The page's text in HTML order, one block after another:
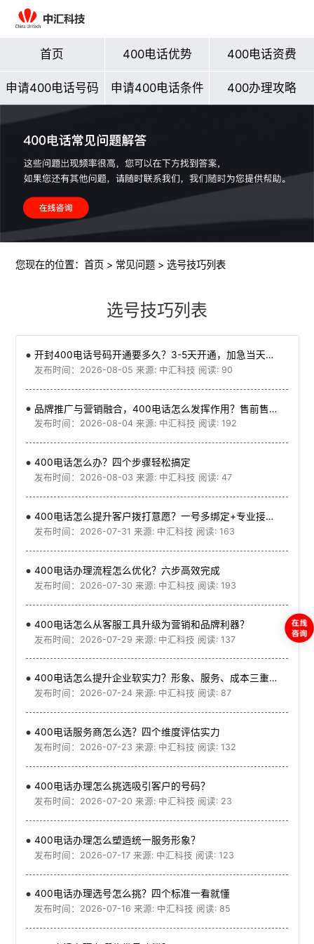
首页 400电话优势 400电话资费
申请400电话号码 申请400电话条件 400办理攻略
您现在的位置： 首页> 常见问题> 选号技巧列表
选号技巧列表
开封400电话号码开通要多久？3-5天开通，加急当天可用
发布时间：2026-08-05 来源: 中汇科技 阅读: 90
品牌推广与营销融合，400电话怎么发挥作用？售前售后+品牌展示
发布时间：2026-08-04 来源: 中汇科技 阅读: 192
400电话怎么办？四个步骤轻松搞定
发布时间：2026-08-03 来源: 中汇科技 阅读: 47
400电话怎么提升客户拨打意愿？一号多绑定+专业接待是关键
发布时间：2026-07-31 来源: 中汇科技 阅读: 163
400电话办理流程怎么优化？六步高效完成
发布时间：2026-07-30 来源: 中汇科技 阅读: 193
400电话怎么从客服工具升级为营销和品牌利器？
发布时间：2026-07-29 来源: 中汇科技 阅读: 137
400电话怎么提升企业软实力？形象、服务、成本三重优势
发布时间：2026-07-24 来源: 中汇科技 阅读: 87
400电话服务商怎么选？四个维度评估实力
发布时间：2026-07-23 来源: 中汇科技 阅读: 132
400电话办理怎么挑选吸引客户的号码？
发布时间：2026-07-20 来源: 中汇科技 阅读: 23
400电话办理怎么塑造统一服务形象？
发布时间：2026-07-17 来源: 中汇科技 阅读: 123
400电话办理选号怎么挑？四个标准一看就懂
发布时间：2026-07-16 来源: 中汇科技 阅读: 85